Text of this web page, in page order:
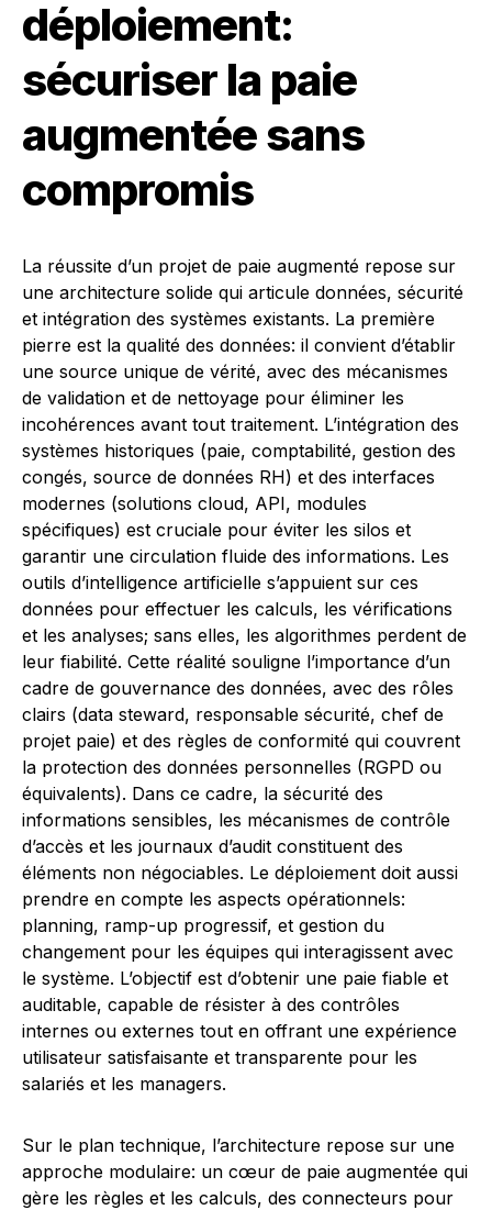
déploiement:
sécuriser la paie
augmentée sans
compromis
La réussite d’un projet de paie augmenté repose sur
une architecture solide qui articule données, sécurité
et intégration des systèmes existants. La première
pierre est la qualité des données: il convient d’établir
une source unique de vérité, avec des mécanismes
de validation et de nettoyage pour éliminer les
incohérences avant tout traitement. L’intégration des
systèmes historiques (paie, comptabilité, gestion des
congés, source de données RH) et des interfaces
modernes (solutions cloud, API, modules
spécifiques) est cruciale pour éviter les silos et
garantir une circulation fluide des informations. Les
outils d’intelligence artificielle s’appuient sur ces
données pour effectuer les calculs, les vérifications
et les analyses; sans elles, les algorithmes perdent de
leur fiabilité. Cette réalité souligne l’importance d’un
cadre de gouvernance des données, avec des rôles
clairs (data steward, responsable sécurité, chef de
projet paie) et des règles de conformité qui couvrent
la protection des données personnelles (RGPD ou
équivalents). Dans ce cadre, la sécurité des
informations sensibles, les mécanismes de contrôle
d’accès et les journaux d’audit constituent des
éléments non négociables. Le déploiement doit aussi
prendre en compte les aspects opérationnels:
planning, ramp-up progressif, et gestion du
changement pour les équipes qui interagissent avec
le système. L’objectif est d’obtenir une paie fiable et
auditable, capable de résister à des contrôles
internes ou externes tout en offrant une expérience
utilisateur satisfaisante et transparente pour les
salariés et les managers.
Sur le plan technique, l’architecture repose sur une
approche modulaire: un cœur de paie augmentée qui
gère les règles et les calculs, des connecteurs pour